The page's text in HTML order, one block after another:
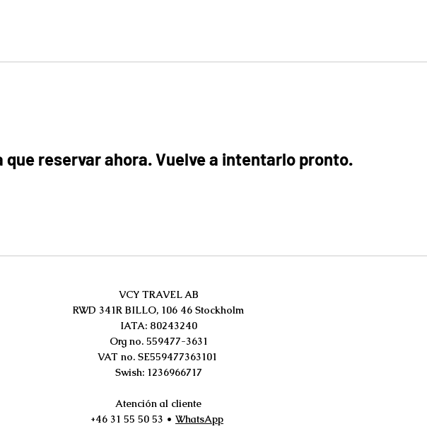
que reservar ahora. Vuelve a intentarlo pronto.
VCY TRAVEL AB
RWD 341R BILLO, 106 46 Stockholm
IATA: 80243240​
Org no. 559477-3631
VAT no. SE559477363101
Swish: 1236966717
Atención al cliente
+46 31 55 50 53 • WhatsApp